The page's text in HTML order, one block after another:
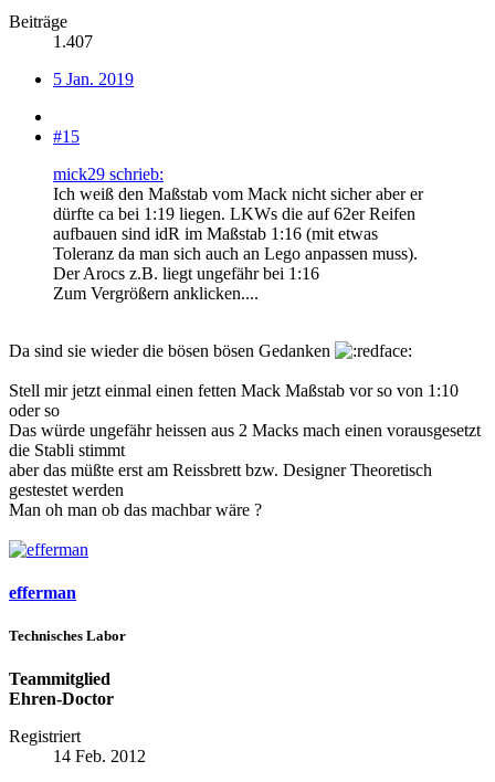
Beiträge
1.407
5 Jan. 2019
#15
mick29 schrieb:
Ich weiß den Maßstab vom Mack nicht sicher aber er
dürfte ca bei 1:19 liegen. LKWs die auf 62er Reifen
aufbauen sind idR im Maßstab 1:16 (mit etwas
Toleranz da man sich auch an Lego anpassen muss).
Der Arocs z.B. liegt ungefähr bei 1:16
Zum Vergrößern anklicken....
Da sind sie wieder die bösen bösen Gedanken
Stell mir jetzt einmal einen fetten Mack Maßstab vor so von 1:10
oder so
Das würde ungefähr heissen aus 2 Macks mach einen vorausgesetzt
die Stabli stimmt
aber das müßte erst am Reissbrett bzw. Designer Theoretisch
gestestet werden
Man oh man ob das machbar wäre ?
efferman
Technisches Labor
Teammitglied
Ehren-Doctor
Registriert
14 Feb. 2012